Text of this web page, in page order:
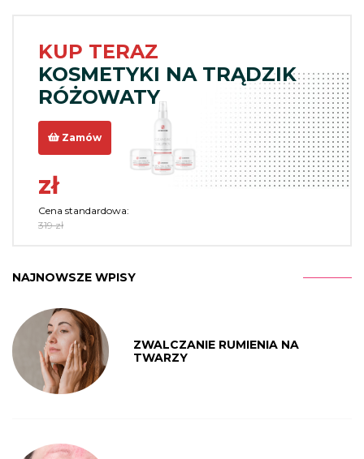
KUP TERAZ
KOSMETYKI NA TRĄDZIK
RÓŻOWATY
Zamów
zł
Cena standardowa:
319 zł
NAJNOWSZE WPISY
ZWALCZANIE RUMIENIA NA
TWARZY